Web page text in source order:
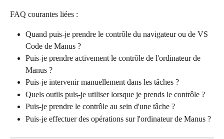
FAQ courantes liées :
Quand puis-je prendre le contrôle du navigateur ou de VS
Code de Manus ?
Puis-je prendre activement le contrôle de l'ordinateur de
Manus ?
Puis-je intervenir manuellement dans les tâches ?
Quels outils puis-je utiliser lorsque je prends le contrôle ?
Puis-je prendre le contrôle au sein d'une tâche ?
Puis-je effectuer des opérations sur l'ordinateur de Manus ?